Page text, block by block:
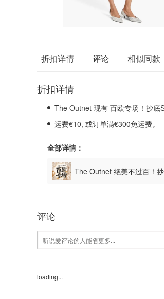
折扣详情 评论 相似同款
折扣详情
The Outnet 现有 百欧专场！抄
运费€10, 或订单满€300免运费。
全部详情：
The Outnet 绝美不过百！
评论
loading...